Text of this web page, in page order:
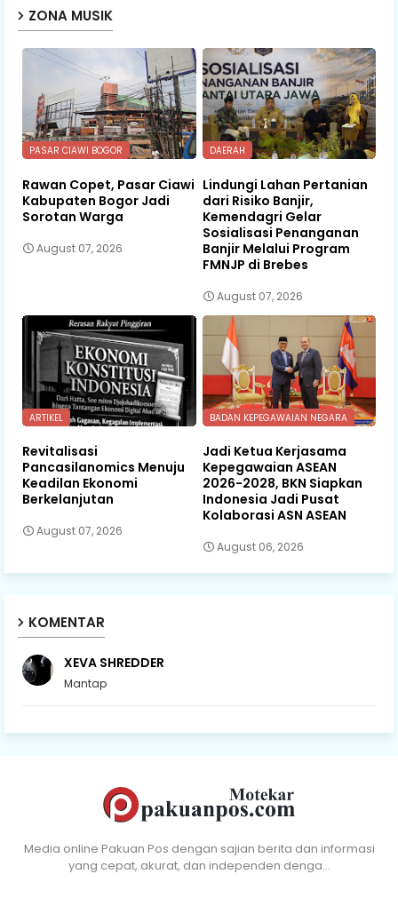
ZONA MUSIK
PASAR CIAWI BOGOR
Rawan Copet, Pasar Ciawi
Kabupaten Bogor Jadi
Sorotan Warga
August 07, 2026
DAERAH
Lindungi Lahan Pertanian
dari Risiko Banjir,
Kemendagri Gelar
Sosialisasi Penanganan
Banjir Melalui Program
FMNJP di Brebes
August 07, 2026
ARTIKEL
Revitalisasi
Pancasilanomics Menuju
Keadilan Ekonomi
Berkelanjutan
August 07, 2026
BADAN KEPEGAWAIAN NEGARA
Jadi Ketua Kerjasama
Kepegawaian ASEAN
2026-2028, BKN Siapkan
Indonesia Jadi Pusat
Kolaborasi ASN ASEAN
August 06, 2026
KOMENTAR
XEVA SHREDDER
Mantap
Media online Pakuan Pos dengan sajian berita dan informasi
yang cepat, akurat, dan independen denga…